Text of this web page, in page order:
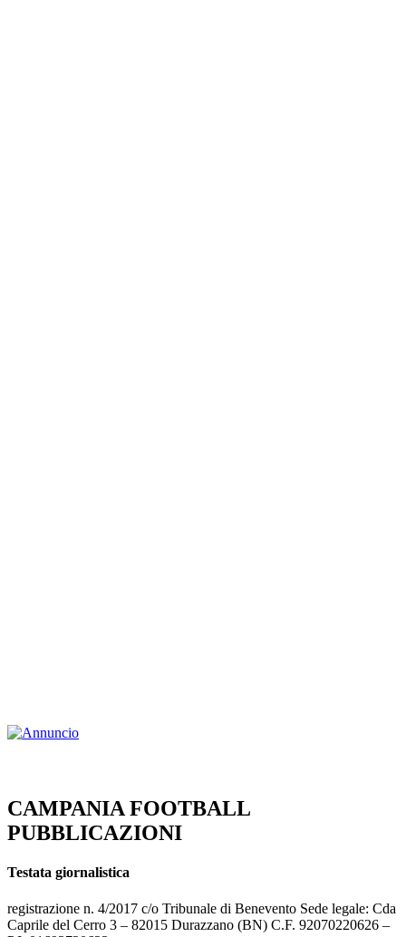
CAMPANIA FOOTBALL
PUBBLICAZIONI
Testata giornalistica
registrazione n. 4/2017 c/o Tribunale di Benevento Sede legale: Cda
Caprile del Cerro 3 – 82015 Durazzano (BN) C.F. 92070220626 –